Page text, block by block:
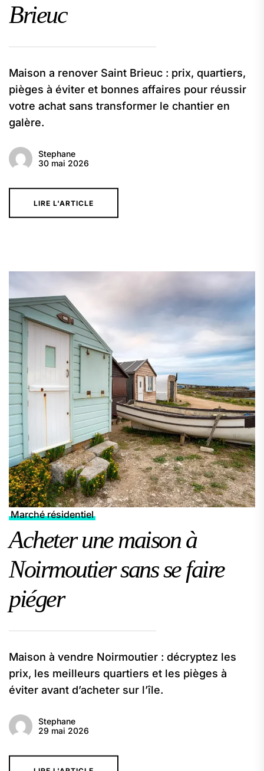
Brieuc
Maison a renover Saint Brieuc : prix, quartiers,
pièges à éviter et bonnes affaires pour réussir
votre achat sans transformer le chantier en
galère.
Stephane
30 mai 2026
LIRE L'ARTICLE
Marché résidentiel
Acheter une maison à
Noirmoutier sans se faire
piéger
Maison à vendre Noirmoutier : décryptez les
prix, les meilleurs quartiers et les pièges à
éviter avant d’acheter sur l’île.
Stephane
29 mai 2026